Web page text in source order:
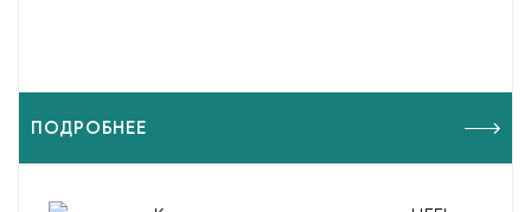
ПОДРОБНЕЕ